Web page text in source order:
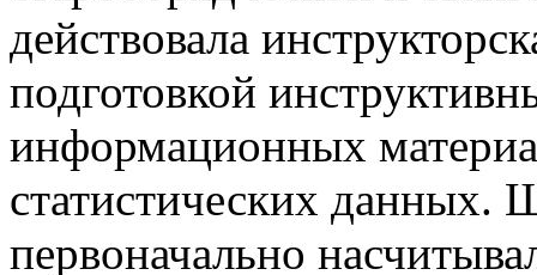
действовала
подготовкой
информационных
статистических данных.
первоначально